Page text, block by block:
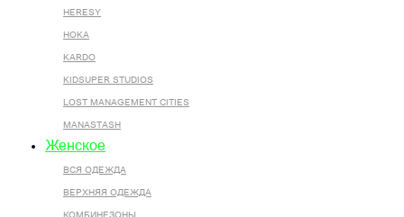
HERESY
HOKA
KARDO
KIDSUPER STUDIOS
LOST MANAGEMENT CITIES
MANASTASH
Женское
ВСЯ ОДЕЖДА
ВЕРХНЯЯ ОДЕЖДА